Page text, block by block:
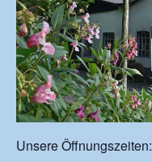
Unsere Öffnungszeiten: